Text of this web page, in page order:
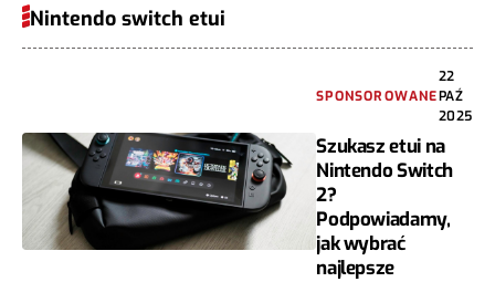
Nintendo switch etui
SPONSOROWANE
22
PAŹ
2025
Szukasz etui na
Nintendo Switch
2?
Podpowiadamy,
jak wybrać
najlepsze